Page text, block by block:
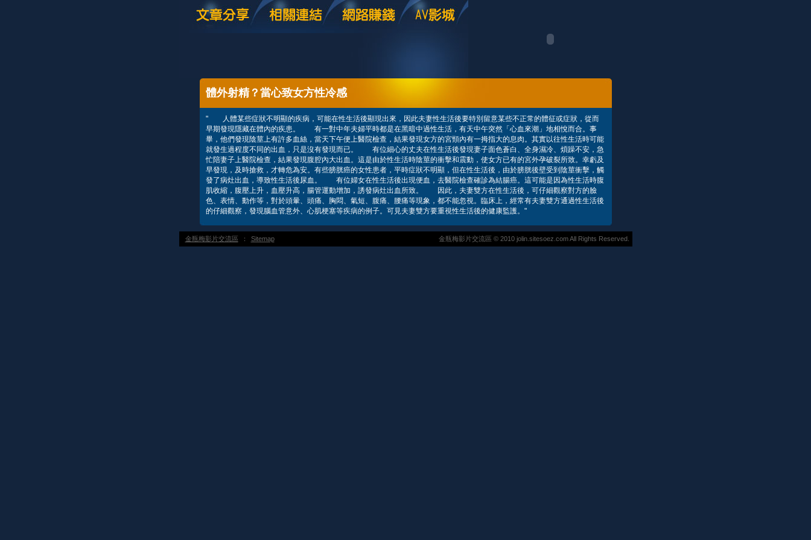
體外射精？當心致女方性冷感
" 人體某些症狀不明顯的疾病，可能在性生活後顯現出來，因此夫妻性生活後要特別留意某些不正常的體征或症狀，從而
早期發現隱藏在體內的疾患。 有一對中年夫婦平時都是在黑暗中過性生活，有天中午突然「心血來潮」地相悅而合。事
畢，他們發現陰莖上有許多血絲，當天下午便上醫院檢查，結果發現女方的宮頸內有一拇指大的息肉。其實以往性生活時可能
就發生過程度不同的出血，只是沒有發現而已。 有位細心的丈夫在性生活後發現妻子面色蒼白、全身濕冷、煩躁不安，急
忙陪妻子上醫院檢查，結果發現腹腔內大出血。這是由於性生活時陰莖的衝擊和震動，使女方已有的宮外孕破裂所致。幸虧及
早發現，及時搶救，才轉危為安。有些膀胱癌的女性患者，平時症狀不明顯，但在性生活後，由於膀胱後壁受到陰莖衝擊，觸
發了病灶出血，導致性生活後尿血。 有位婦女在性生活後出現便血，去醫院檢查確診為結腸癌。這可能是因為性生活時腹
肌收縮，腹壓上升，血壓升高，腸管運動增加，誘發病灶出血所致。 因此，夫妻雙方在性生活後，可仔細觀察對方的臉
色、表情、動作等，對於頭暈、頭痛、胸悶、氣短、腹痛、腰痛等現象，都不能忽視。臨床上，經常有夫妻雙方通過性生活後
的仔細觀察，發現腦血管意外、心肌梗塞等疾病的例子。可見夫妻雙方要重視性生活後的健康監護。"
金瓶梅影片交流區 ： Sitemap 金瓶梅影片交流區 © 2010 jolin.sitesoez.com All Rights Reserved.